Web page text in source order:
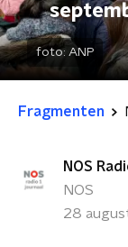
foto: ANP
Fragmenten
NOS
NOS
28